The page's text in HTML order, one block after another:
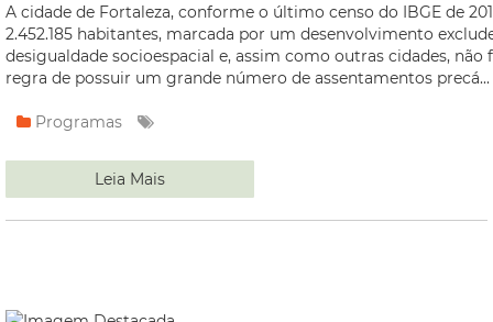
A cidade de Fortaleza, conforme o último censo do IBGE de
2.452.185 habitantes, marcada por um desenvolvimento
desigualdade socioespacial e, assim como outras cidades, não
regra de possuir um grande número de assentamentos precá...
Programas
Leia Mais